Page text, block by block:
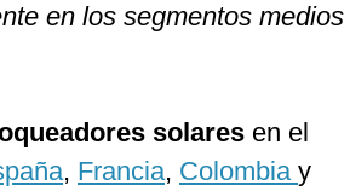
en los segmentos medios
solares en el
, Francia, Colombia y